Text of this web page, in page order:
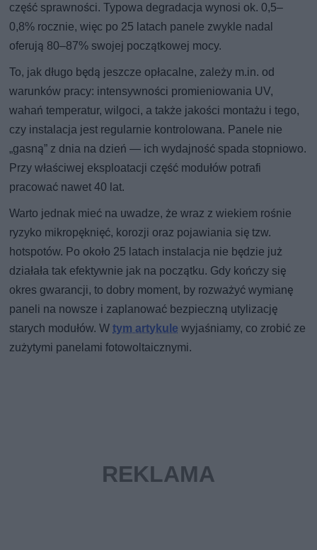
część sprawności. Typowa degradacja wynosi ok. 0,5–
0,8% rocznie, więc po 25 latach panele zwykle nadal
oferują 80–87% swojej początkowej mocy.
To, jak długo będą jeszcze opłacalne, zależy m.in. od
warunków pracy: intensywności promieniowania UV,
wahań temperatur, wilgoci, a także jakości montażu i tego,
czy instalacja jest regularnie kontrolowana. Panele nie
„gasną” z dnia na dzień — ich wydajność spada stopniowo.
Przy właściwej eksploatacji część modułów potrafi
pracować nawet 40 lat.
Warto jednak mieć na uwadze, że wraz z wiekiem rośnie
ryzyko mikropęknięć, korozji oraz pojawiania się tzw.
hotspotów. Po około 25 latach instalacja nie będzie już
działała tak efektywnie jak na początku. Gdy kończy się
okres gwarancji, to dobry moment, by rozważyć wymianę
paneli na nowsze i zaplanować bezpieczną utylizację
starych modułów. Wtym artykule wyjaśniamy, co zrobić ze
zużytymi panelami fotowoltaicznymi.